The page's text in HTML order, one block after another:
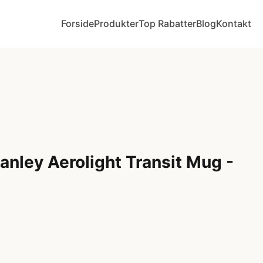
ForsideProdukterTop RabatterBlogKontakt
Aerolight Transit Mug -